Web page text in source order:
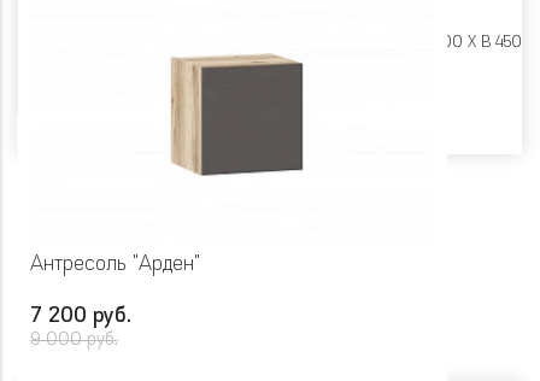
Ш 450 X Г 600 X В 450
Антресоль "Арден"
7 200 руб.
9 000 руб.